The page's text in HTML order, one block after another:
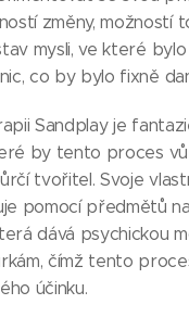
změny, možností
mysli, ve které
co by bylo fixně
Sandplay je
by tento proces
tvořitel. Svoje
pomocí předmětů
dává psychickou
čímž tento
účinku.